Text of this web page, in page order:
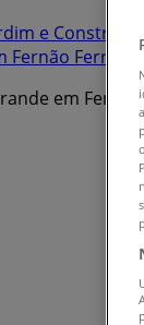
e
Ferro
em